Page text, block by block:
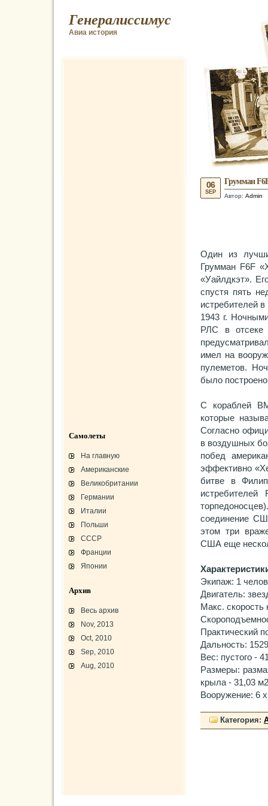
Генералиссимус
Авиа история
Грумман
Автор: Admin
06
SEP
Один из
Грумман F6F
«Уайлдкэт».
спустя пять
истребителей
1943 г.
РЛС в отсеке
имел на
пулеметов.
было
С кораблей
которые
Согласно
в воздушных
побед
эффективно
битве в
соединение
этом три
США еще
Экипаж: 1
Двигатель:
Макс. скорость
Практический
Дальность:
Вес: пустого -
Размеры:
крыла - 31,03
Вооружение: 6
Категория:
Самолеты
На главную
Американские
Великобритании
Германии
Италии
Польши
СССР
Франции
Японии
Архив
Весь архив
Nov, 2013
Oct, 2010
Sep, 2010
Aug, 2010